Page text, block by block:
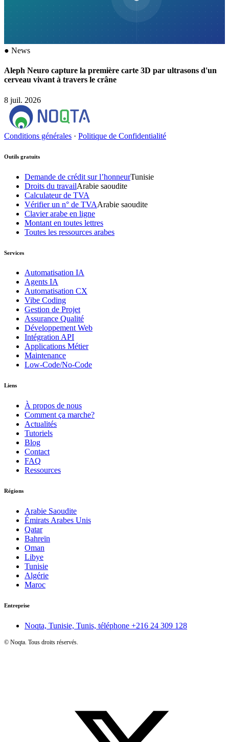
● News
Aleph Neuro capture la première carte 3D par ultrasons d'un
cerveau vivant à travers le crâne
8 juil. 2026
Conditions générales · Politique de Confidentialité
Outils gratuits
Demande de crédit sur l’honneurTunisie
Droits du travailArabie saoudite
Calculateur de TVA
Vérifier un n° de TVAArabie saoudite
Clavier arabe en ligne
Montant en toutes lettres
Toutes les ressources arabes
Services
Automatisation IA
Agents IA
Automatisation CX
Vibe Coding
Gestion de Projet
Assurance Qualité
Développement Web
Intégration API
Applications Métier
Maintenance
Low-Code/No-Code
Liens
À propos de nous
Comment ça marche?
Actualités
Tutoriels
Blog
Contact
FAQ
Ressources
Régions
Arabie Saoudite
Émirats Arabes Unis
Qatar
Bahreïn
Oman
Libye
Tunisie
Algérie
Maroc
Entreprise
Noqta, Tunisie, Tunis, téléphone +216 24 309 128
© Noqta. Tous droits réservés.